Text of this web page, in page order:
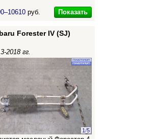
руб. Показать
Forester IV (SJ)
2018 гг.
1/5